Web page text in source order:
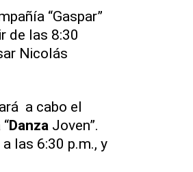
“Gaspar”
de las 8:30
Nicolás
a cabo el
DanzaJoven”.
las 6:30 p.m., y